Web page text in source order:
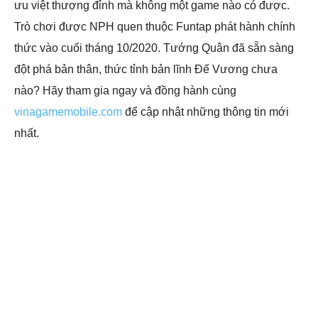
ưu việt thượng đỉnh mà không một game nào có được.
Trò chơi được NPH quen thuộc Funtap phát hành chính
thức vào cuối tháng 10/2020. Tướng Quân đã sẵn sàng
đột phá bản thân, thức tỉnh bản lĩnh Đế Vương chưa
nào? Hãy tham gia ngay và đồng hành cùng
vinagamemobile.com để cập nhật những thông tin mới
nhất.